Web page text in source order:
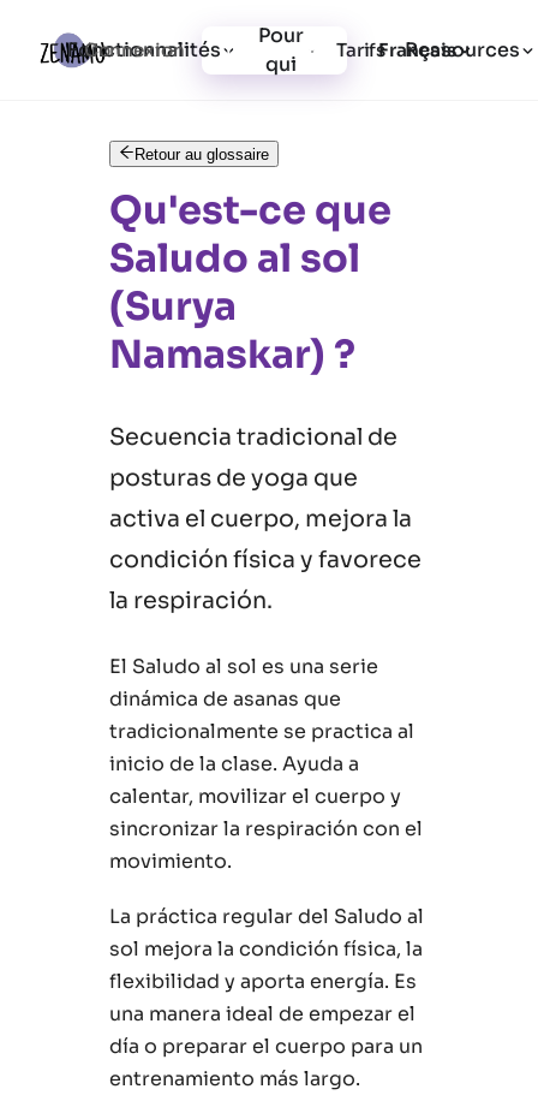
Fonctionnalités
Pour
qui
Tarifs Ressources
Connexion Inscription Français
Retour au glossaire
Qu'est-ce que
Saludo al sol
(Surya
Namaskar) ?
Secuencia tradicional de
posturas de yoga que
activa el cuerpo, mejora la
condición física y favorece
la respiración.
El Saludo al sol es una serie
dinámica de asanas que
tradicionalmente se practica al
inicio de la clase. Ayuda a
calentar, movilizar el cuerpo y
sincronizar la respiración con el
movimiento.
La práctica regular del Saludo al
sol mejora la condición física, la
flexibilidad y aporta energía. Es
una manera ideal de empezar el
día o preparar el cuerpo para un
entrenamiento más largo.